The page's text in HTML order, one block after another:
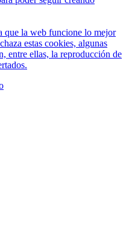
que la web funcione lo mejor
estas cookies, algunas
entre ellas, la reproducción de